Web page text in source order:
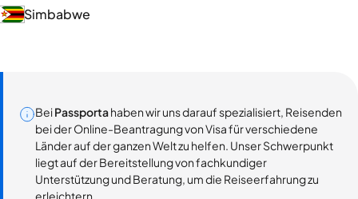
Simbabwe
BeiPassportahaben wir uns darauf spezialisiert, Reisenden
bei der Online-Beantragung von Visa für verschiedene
Länder auf der ganzen Welt zu helfen. Unser Schwerpunkt
liegt auf der Bereitstellung von fachkundiger
Unterstützung und Beratung, um die Reiseerfahrung zu
erleichtern.